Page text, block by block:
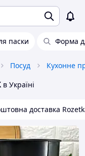
паски Форма
Посуд Кухонне
в Україні
доставка